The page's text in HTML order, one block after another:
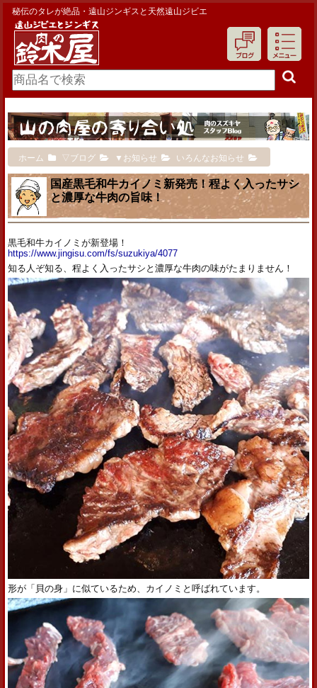
秘伝のタレが絶品・遠山ジンギスと天然遠山ジビエ
ホーム ▽ブログ ▼お知らせ いろんなお知らせ
国産黒毛和牛カイノミ新発売！程よく入ったサシ
と濃厚な牛肉の旨味！
黒毛和牛カイノミが新登場！
https://www.jingisu.com/fs/suzukiya/4077
知る人ぞ知る、程よく入ったサシと濃厚な牛肉の味がたまりません！
形が「貝の身」に似ているため、カイノミと呼ばれています。